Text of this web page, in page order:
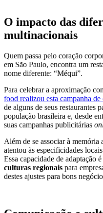
O impacto das
multinacionais
Quem passa pelo coração
em São Paulo, encontra um
nome diferente: “Méqui”.
Para celebrar a aproximação
food realizou esta campanha
de alguns de seus restaurantes
população brasileira e, desde
suas campanhas publicitárias
Além de se associar à memória
atentou às especificidades
Essa capacidade de adaptação
culturas regionais para
destes ajustes para bons